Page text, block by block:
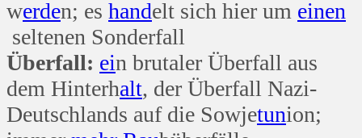
werden; es handelt sich hier um einen
seltenen Sonderfall
Überfall: ein brutaler Überfall aus
dem Hinterhalt, der Überfall Nazi-
Deutschlands auf die Sowjetunion;